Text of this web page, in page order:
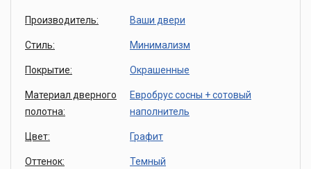
Производитель: Ваши двери
Стиль: Минимализм
Покрытие: Окрашенные
Материал дверного
полотна:
Евробрус сосны + сотовый
наполнитель
Цвет: Графит
Оттенок: Темный